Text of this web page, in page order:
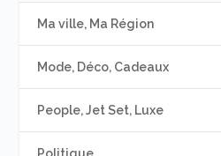
Ma ville, Ma Région
Mode, Déco, Cadeaux
People, Jet Set, Luxe